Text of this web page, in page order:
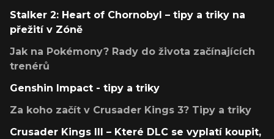
Stalker 2: Heart of Chornobyl – tipy a triky na
přežití v Zóně
Jak na Pokémony? Rady do života začínajících
trenérů
Genshin Impact - tipy a triky
Za koho začít v Crusader Kings 3? Tipy a triky
Crusader Kings III – Které DLC se vyplatí koupit,